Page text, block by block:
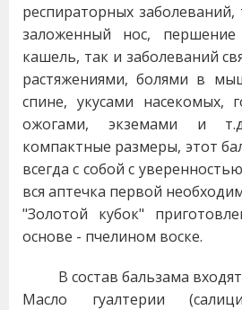
респираторных заболеваний,
заложенный нос,
кашель, так и заболеваний
растяжениями, болями в
спине, укусами насекомых,
ожогами, экземами и
компактные размеры, этот
всегда с собой с
вся аптечка первой
"Золотой кубок"
основе - пчелином воске.
В состав бальзама
Масло гуалтерии